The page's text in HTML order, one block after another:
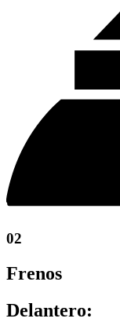
02
Frenos
Delantero: